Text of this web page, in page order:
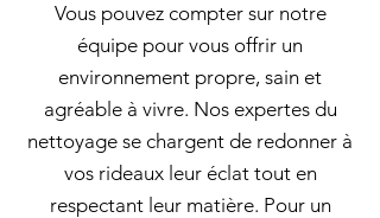
Vous pouvez compter sur notre
équipe pour vous offrir un
environnement propre, sain et
agréable à vivre. Nos expertes du
nettoyage se chargent de redonner à
vos rideaux leur éclat tout en
respectant leur matière. Pour un